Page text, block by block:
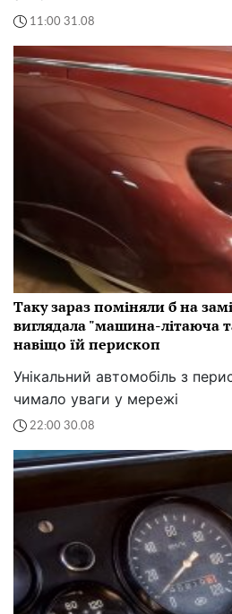
11:00 31.08
Таку зараз поміняли б на
виглядала "машина-літаюча
навіщо їй перископ
Унікальний автомобіль з
чимало уваги у мережі
22:00 30.08